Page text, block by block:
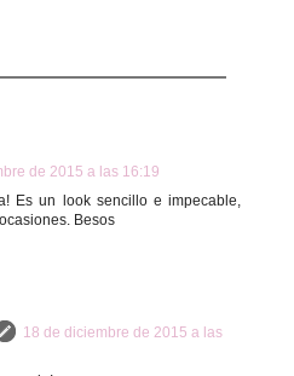
de 2015 a las 16:19
Es un look sencillo e impecable,
Besos
18 de diciembre de 2015 a las